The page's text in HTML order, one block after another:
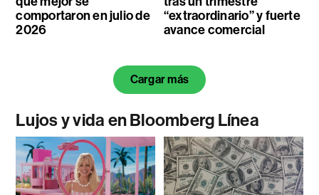
comportaron en julio de
2026
“extraordinario” y fuerte
avance comercial
Cargar más
Lujos y vida en Bloomberg Línea